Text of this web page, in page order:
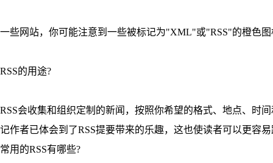
一些网站，你可能注意到一些被标记为"XML"或"RSS"的橙色图
RSS的用途?
RSS会收集和组织定制的新闻，按照你希望的格式、地点、时
记作者已体会到了RSS提要带来的乐趣，这也使读者可以更容易
常用的RSS有哪些?